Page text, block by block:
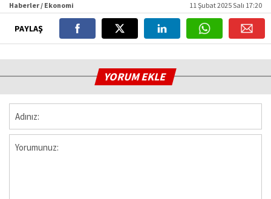
Haberler / Ekonomi 11 Şubat 2025 Salı 17:20
PAYLAŞ
YORUM EKLE